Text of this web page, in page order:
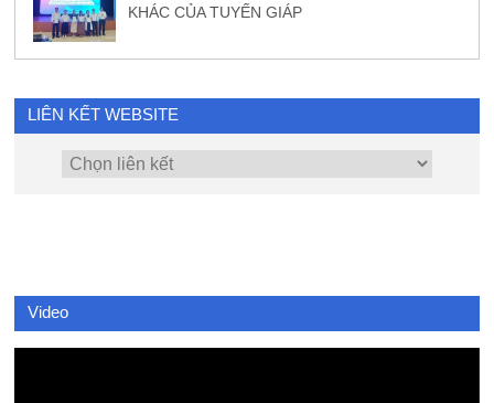
KHÁC CỦA TUYẾN GIÁP
LIÊN KẾT WEBSITE
Video